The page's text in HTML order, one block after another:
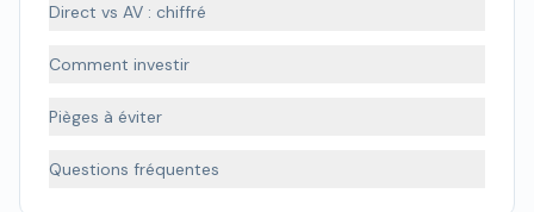
Direct vs AV : chiffré
Comment investir
Pièges à éviter
Questions fréquentes